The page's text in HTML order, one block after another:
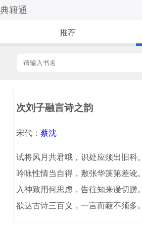
典籍通
推荐
次刘子融言诗之韵
宋代： 蔡沈
试将风月共君哦，识处应须出旧科。
吟咏性情当自得，敷张华藻第差讹。
入神致用何思虑，告往知来谩切蹉。
欲达古诗三百义，一言而蔽不须多。